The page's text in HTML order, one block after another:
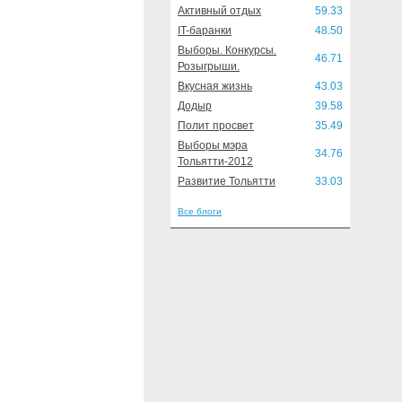
Активный отдых
59.33
IT-баранки
48.50
Выборы. Конкурсы.
Розыгрыши.
46.71
Вкусная жизнь
43.03
Додыр
39.58
Полит просвет
35.49
Выборы мэра
Тольятти-2012
34.76
Развитие Тольятти 33.03
Все блоги